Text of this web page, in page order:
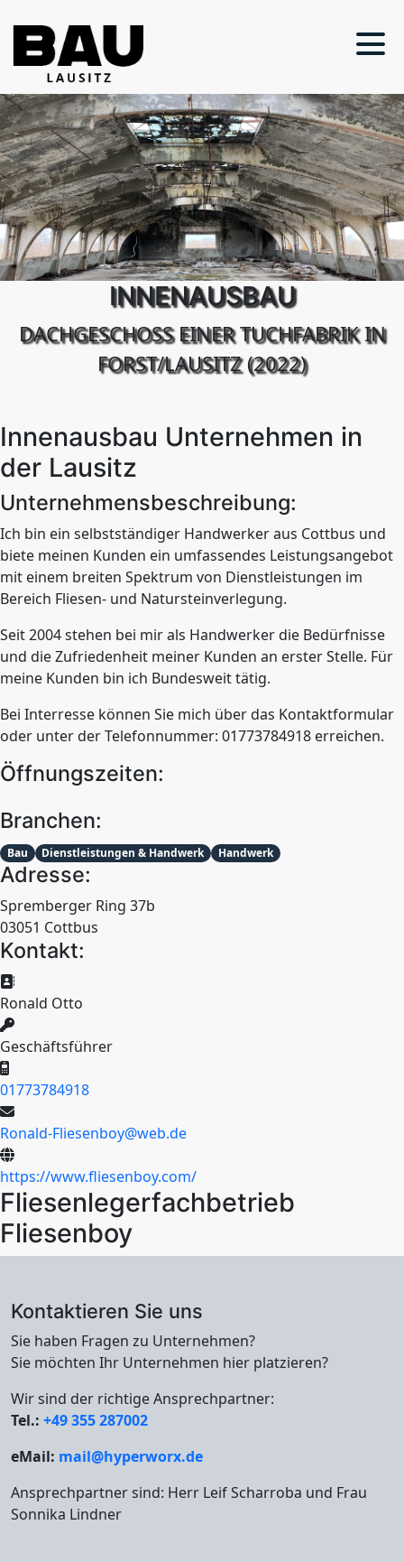
INNENAUSBAU
DACHGESCHOSS EINER TUCHFABRIK IN
FORST/LAUSITZ (2022)
Innenausbau Unternehmen in
der Lausitz
Unternehmensbeschreibung:
Ich bin ein selbstständiger Handwerker aus Cottbus und
biete meinen Kunden ein umfassendes Leistungsangebot
mit einem breiten Spektrum von Dienstleistungen im
Bereich Fliesen- und Natursteinverlegung.
Seit 2004 stehen bei mir als Handwerker die Bedürfnisse
und die Zufriedenheit meiner Kunden an erster Stelle. Für
meine Kunden bin ich Bundesweit tätig.
Bei Interresse können Sie mich über das Kontaktformular
oder unter der Telefonnummer: 01773784918 erreichen.
Öffnungszeiten:
Branchen:
Bau Dienstleistungen & Handwerk Handwerk
Adresse:
Spremberger Ring 37b
03051 Cottbus
Kontakt:
Ronald Otto
Geschäftsführer
01773784918
Ronald-Fliesenboy@web.de
https://www.fliesenboy.com/
Fliesenlegerfachbetrieb
Fliesenboy
Kontaktieren Sie uns
Sie haben Fragen zu Unternehmen?
Sie möchten Ihr Unternehmen hier platzieren?
Wir sind der richtige Ansprechpartner:
Tel.: +49 355 287002
eMail: mail@hyperworx.de
Ansprechpartner sind: Herr Leif Scharroba und Frau
Sonnika Lindner